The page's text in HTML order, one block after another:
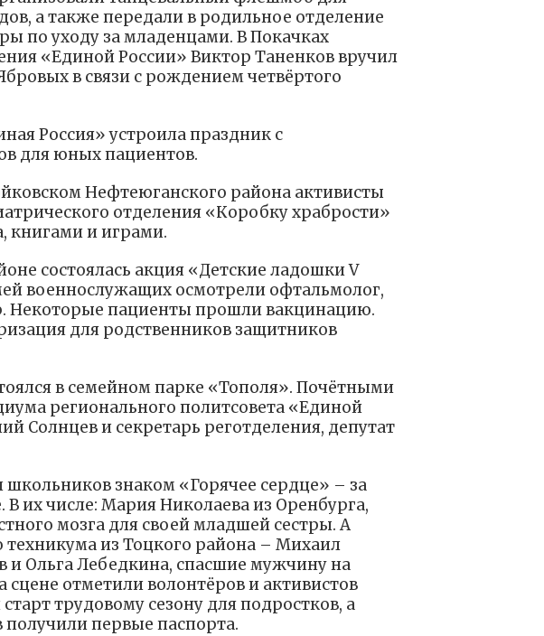
а также передали в родильное отделение
по уходу за младенцами. В Покачках
«Единой России» Виктор Таненков вручил
в связи с рождением четвёртого
Россия» устроила праздник с
для юных пациентов.
Нефтеюганского района активисты
отделения «Коробку храбрости»
книгами и играми.
состоялась акция «Детские ладошки V
военнослужащих осмотрели офтальмолог,
Некоторые пациенты прошли вакцинацию.
для родственников защитников
в семейном парке «Тополя». Почётными
регионального политсовета «Единой
Солнцев и секретарь реготделения, депутат
школьников знаком «Горячее сердце» – за
их числе: Мария Николаева из Оренбурга,
мозга для своей младшей сестры. А
техникума из Тоцкого района – Михаил
и Ольга Лебедкина, спасшие мужчину на
отметили волонтёров и активистов
трудовому сезону для подростков, а
первые паспорта.